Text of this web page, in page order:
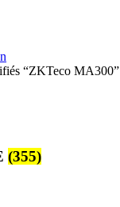
“ZKTeco MA300”
(355)